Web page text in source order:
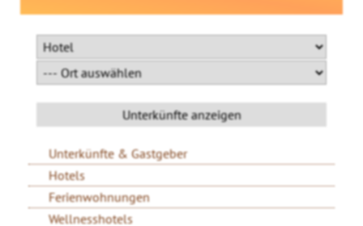
Unterkünfte & Gastgeber
Hotels
Ferienwohnungen
Wellnesshotels